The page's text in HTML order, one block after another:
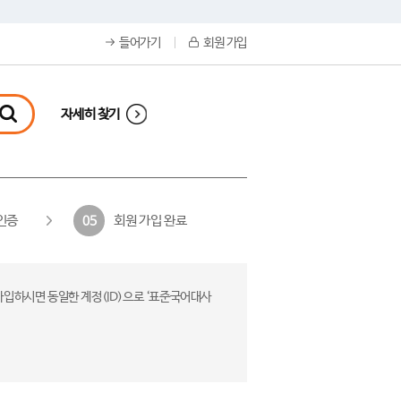
들어가기 회원 가입
자세히 찾기
증 05 회원 가입 완료
하시면 동일한 계정(ID)으로 ‘표준국어대사